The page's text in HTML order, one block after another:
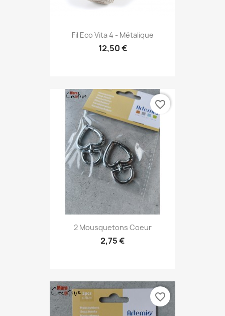
Fil Eco Vita 4 - Métalique
12,50 €
2 Mousquetons Coeur
2,75 €
favorite_border
favorite_border